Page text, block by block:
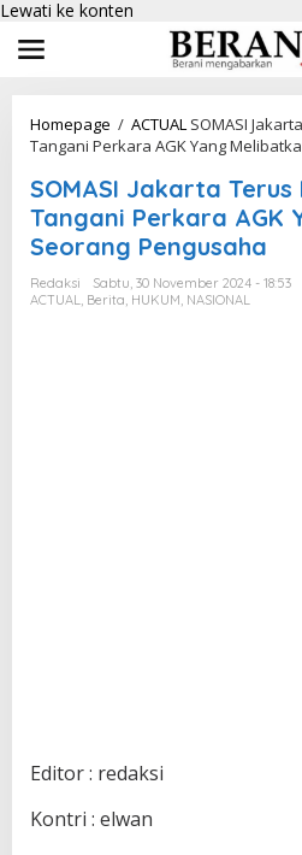
Lewati ke konten
Homepage / ACTUAL SOMASI
Tangani Perkara AGK Yang
SOMASI Jakarta Terus
Tangani Perkara AGK
Seorang Pengusaha
Redaksi
Sabtu, 30 November 2024 - 18:53
ACTUAL, Berita, HUKUM, NASIONAL
Editor : redaksi
Kontri : elwan